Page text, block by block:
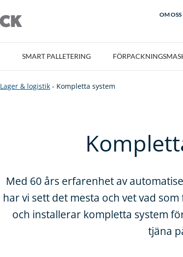
OM OSS
SMART PALLETERING
Lager & logistik - Kompletta system
Med 60 års erfarenhet av
har vi sett det mesta och vet vad
och installerar kompletta system
tjäna